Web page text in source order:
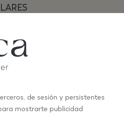
de sesión y persistentes
mostrarte publicidad